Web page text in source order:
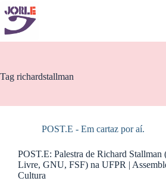
Pular
para
conteúdo
Tag richardstallman
POST.E - Em cartaz por aí.
POST.E: Palestra de Richard Stallman
Livre, GNU, FSF) na UFPR |
Cultura